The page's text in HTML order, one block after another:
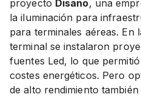
proyecto Disano, una
la iluminación para
para terminales aéreas. En
terminal se instalaron
fuentes Led, lo que
costes energéticos. Pero
de alto rendimiento